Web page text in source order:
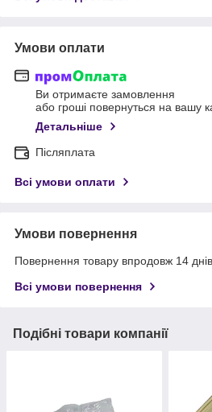
Умови оплати
Ви отримаєте замовлення
або гроші повернуться на вашу
Детальніше
Післяплата
Всі умови оплати
Умови повернення
Повернення товару впродовж 14
Всі умови повернення
Подібні товари компанії